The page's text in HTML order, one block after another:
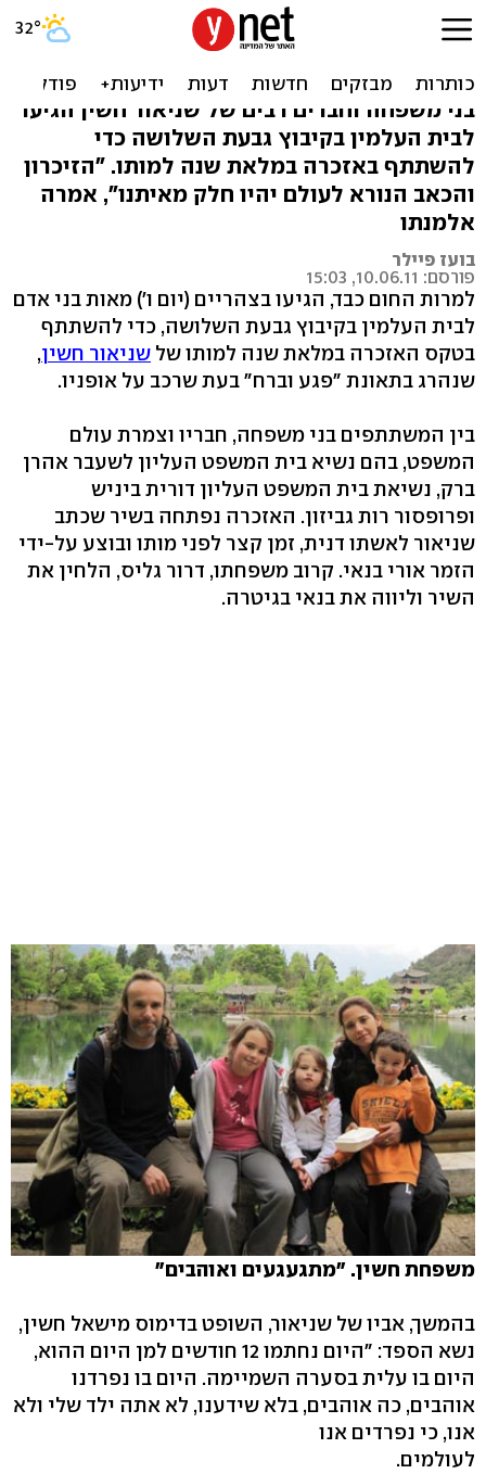
חשין באזכרה לבנו: 'שניאור
ילד שלי, אל תיעלם לי'
בני משפחה וחברים רבים של שניאור חשין הגיעו
לבית העלמין בקיבוץ גבעת השלושה כדי
להשתתף באזכרה במלאת שנה למותו. "הזיכרון
והכאב הנורא לעולם יהיו חלק מאיתנו", אמרה
אלמנתו
בועז פיילר
פורסם: 10.06.11, 15:03
למרות החום כבד, הגיעו בצהריים (יום ו') מאות בני אדם
לבית העלמין בקיבוץ גבעת השלושה, כדי להשתתף
בטקס האזכרה במלאת שנה למותו של שניאור חשין,
שנהרג בתאונת "פגע וברח" בעת שרכב על אופניו.
בין המשתתפים בני משפחה, חבריו וצמרת עולם
המשפט, בהם נשיא בית המשפט העליון לשעבר אהרן
ברק, נשיאת בית המשפט העליון דורית ביניש
ופרופסור רות גביזון. האזכרה נפתחה בשיר שכתב
שניאור לאשתו דנית, זמן קצר לפני מותו ובוצע על-ידי
הזמר אורי בנאי. קרוב משפחתו, דרור גליס, הלחין את
השיר וליווה את בנאי בגיטרה.
משפחת חשין. "מתגעגעים ואוהבים"
בהמשך, אביו של שניאור, השופט בדימוס מישאל חשין,
נשא הספד: "היום נחתמו 12 חודשים למן היום ההוא,
היום בו עלית בסערה השמיימה. היום בו נפרדנו
אוהבים, כה אוהבים, בלא שידענו, לא אתה ילד שלי ולא
אנו, כי נפרדים אנו
לעולמים.